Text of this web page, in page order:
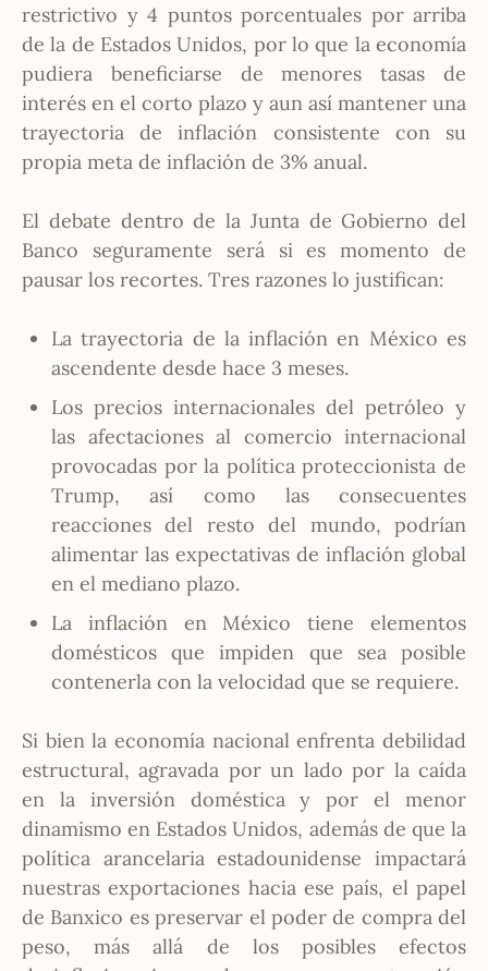
restrictivo y 4 puntos porcentuales por arriba
de la de Estados Unidos, por lo que la economía
pudiera beneficiarse de menores tasas de
interés en el corto plazo y aun así mantener una
trayectoria de inflación consistente con su
propia meta de inflación de 3% anual.
El debate dentro de la Junta de Gobierno del
Banco seguramente será si es momento de
pausar los recortes. Tres razones lo justifican:
La trayectoria de la inflación en México es
ascendente desde hace 3 meses.
Los precios internacionales del petróleo y
las afectaciones al comercio internacional
provocadas por la política proteccionista de
Trump, así como las consecuentes
reacciones del resto del mundo, podrían
alimentar las expectativas de inflación global
en el mediano plazo.
La inflación en México tiene elementos
domésticos que impiden que sea posible
contenerla con la velocidad que se requiere.
Si bien la economía nacional enfrenta debilidad
estructural, agravada por un lado por la caída
en la inversión doméstica y por el menor
dinamismo en Estados Unidos, además de que la
política arancelaria estadounidense impactará
nuestras exportaciones hacia ese país, el papel
de Banxico es preservar el poder de compra del
peso, más allá de los posibles efectos